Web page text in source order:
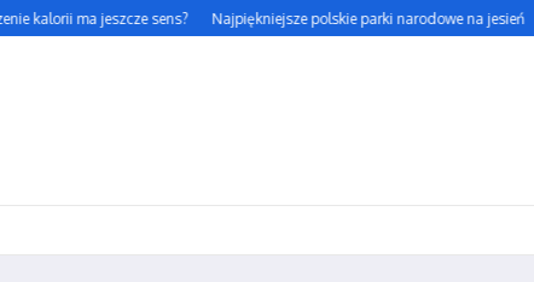
kalorii ma jeszcze sens? Najpiękniejsze polskie parki narodowe na jesień